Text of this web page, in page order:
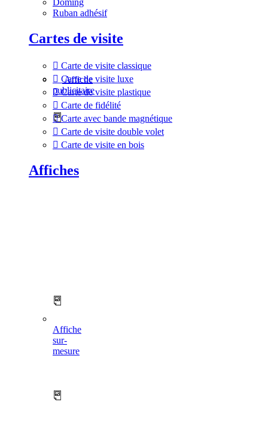
Affiche
publicitaire
Affiche
sur-
mesure
Ruban adhésif
Cartes de visite
Carte de visite classique
Carte de visite luxe
Carte de visite plastique
Carte de fidélité
Carte avec bande magnétique
Carte de visite double volet
Carte de visite en bois
Affiches